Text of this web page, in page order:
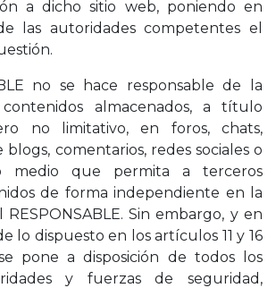
a dicho sitio web, poniendo en
las autoridades competentes el
no se hace responsable de la
almacenados, a título
no limitativo, en foros, chats,
comentarios, redes sociales o
medio que permita a terceros
de forma independiente en la
Sin embargo, y en
lo dispuesto en los artículos 11 y 16
pone a disposición de todos los
y fuerzas de seguridad,